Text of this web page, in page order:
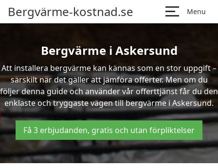
Bergvärme-kostnad.se Menu
Bergvärme i Askersund
Att installera bergvärme kan kännas som en stor uppgift –
särskilt när det gäller att jämföra offerter. Men om du
följer denna guide och använder vår offerttjänst får du den
enklaste och tryggaste vägen till bergvärme i Askersund.
Få 3 erbjudanden, gratis och utan förpliktelser